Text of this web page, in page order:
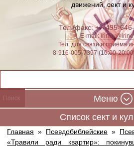
движений, сект и
Тел./факс: +7-495-
E-mail:
Тел. для связи и приёма
8-916-005-7397 (10:00-
Меню
Cписок сект и
Главная » Псевдобиблейские »
«Травили ради квартир»: